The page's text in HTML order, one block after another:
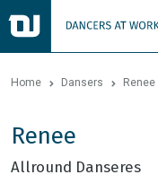
Home Dansers Renee
Renee
Allround Danseres